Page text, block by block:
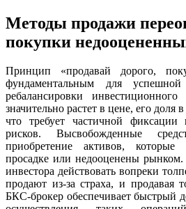
Методы продажи
покупки
Принцип «продавай дорого,
фундаментальным для успешной
ребалансировки
значительно растет в цене, его доля
что требует частичной
рисков. Высвобожденные
приобретение активов,
просадке или недооценены рынком.
инвестора действовать вопреки
продают из-за страха, и продавая
БКС-брокер обеспечивает быстрый